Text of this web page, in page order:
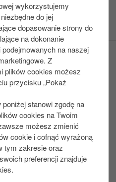
wykorzystujemy
do jej
dopasowanie strony do
na dokonanie
na naszej
Z
plików cookies możesz
przycisku „Pokaż
stanowi zgodę na
cookies na Twoim
możesz zmienić
cookie i cofnąć wyrażoną
tym zakresie oraz
preferencji znajduje
hours
24/7
24/7
24/7
24/7
24/7